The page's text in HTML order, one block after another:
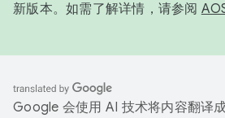
新版本。如需了解详情，请参阅
Google 会使用 AI 技术将内容翻译